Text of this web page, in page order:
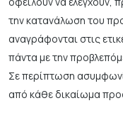
την κατανάλωση του
αναγράφονται στις
πάντα με την
Σε περίπτωση
από κάθε δικαίωμα